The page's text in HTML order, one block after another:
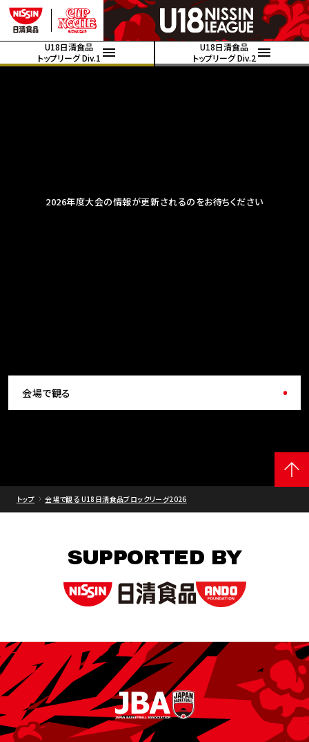
U18日清食品
トップリーグ Div.1
U18日清食品
トップリーグ Div.2
2026年度大会の情報が更新されるのをお待ちください
会場で観る
トップ 会場で観る U18日清食品ブロックリーグ2026
SUPPORTED BY